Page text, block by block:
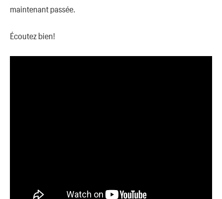
maintenant passée.
Écoutez bien!